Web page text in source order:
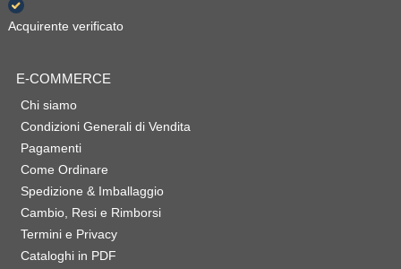
Acquirente verificato
E-COMMERCE
Chi siamo
Condizioni Generali di Vendita
Pagamenti
Come Ordinare
Spedizione & Imballaggio
Cambio, Resi e Rimborsi
Termini e Privacy
Cataloghi in PDF